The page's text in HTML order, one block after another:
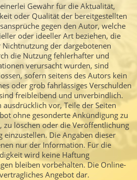
Gewähr für die Aktualität,
oder Qualität der bereitgestellten
gegen den Autor, welche
oder ideeller Art beziehen, die
der dargebotenen
die Nutzung fehlerhafter und
verursacht wurden, sind
sofern seitens des Autors kein
oder grob fahrlässiges Verschulden
freibleibend und unverbindlich.
vor, Teile der Seiten
ohne gesonderte Ankündigung zu
zu löschen oder die Veröffentlichung
einzustellen. Die Angaben dieser
nur der Information. Für die
wird keine Haftung
bleiben vorbehalten. Die Online-
Angebot dar.